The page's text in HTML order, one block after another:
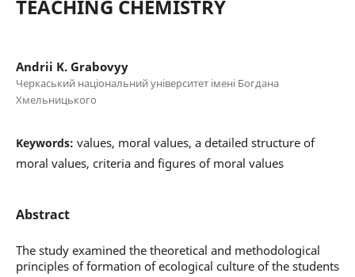
TEACHING CHEMISTRY
Andrii K. Grabovyy
Черкаський національний університет імені Богдана
Хмельницького
Keywords: values, moral values, a detailed structure of
moral values, criteria and figures of moral values
Abstract
The study examined the theoretical and methodological
principles of formation of ecological culture of the students